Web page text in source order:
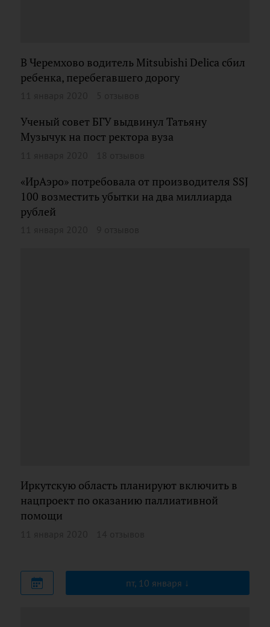
В Черемхово водитель Mitsubishi Delica сбил
ребенка, перебегавшего дорогу
Ученый совет БГУ выдвинул Татьяну
Музычук на пост ректора вуза
«ИрАэро» потребовала от производителя SSJ
100 возместить убытки на два миллиарда
рублей
Иркутскую область планируют включить в
нацпроект по оказанию паллиативной
помощи
пт, 10 января